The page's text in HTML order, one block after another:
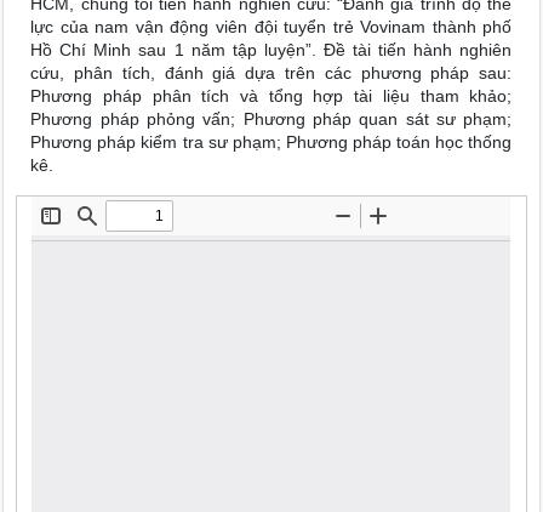
lực của nam vận động viên đội tuyển trẻ Vovinam thành phố
Hồ Chí Minh sau 1 năm tập luyện”. Đề tài tiến hành nghiên
cứu, phân tích, đánh giá dựa trên các phương pháp sau:
Phương pháp phân tích và tổng hợp tài liệu tham khảo;
Phương pháp phỏng vấn; Phương pháp quan sát sư phạm;
Phương pháp kiểm tra sư phạm; Phương pháp toán học thống
kê.